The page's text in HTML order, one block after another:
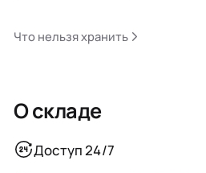
Что нельзя хранить
О складе
Доступ 24/7